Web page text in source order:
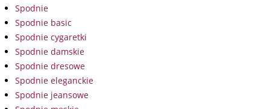
Spodnie
Spodnie basic
Spodnie cygaretki
Spodnie damskie
Spodnie dresowe
Spodnie eleganckie
Spodnie jeansowe